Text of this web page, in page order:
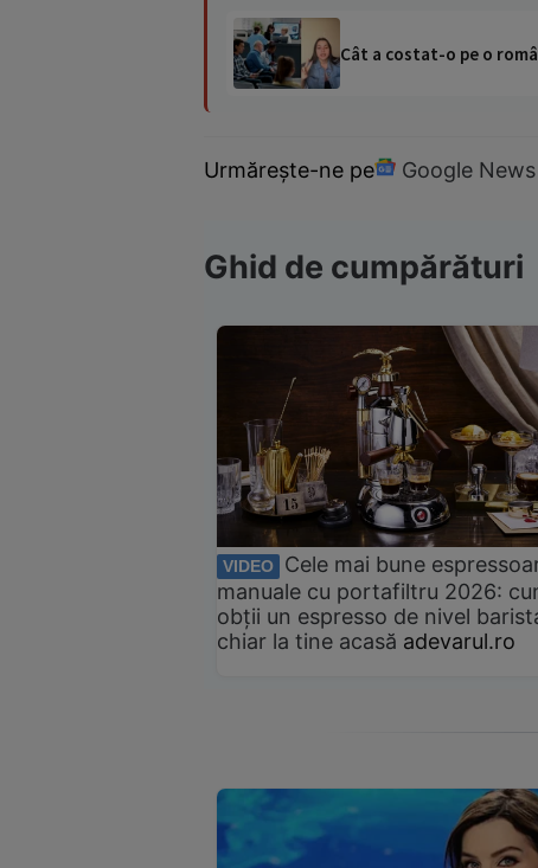
Cât a costat-o pe o
Urmărește-ne pe Google News
Ghid de cumpărături
VIDEO
Cele mai bune
manuale cu portafiltru 2026:
obții un espresso de nivel
chiar la tine acasă adevarul.ro